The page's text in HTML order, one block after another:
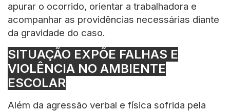
apurar o ocorrido, orientar a trabalhadora e
acompanhar as providências necessárias diante
da gravidade do caso.
SITUAÇÃO EXPÕE FALHAS E
VIOLÊNCIA NO AMBIENTE
ESCOLAR
Além da agressão verbal e física sofrida pela